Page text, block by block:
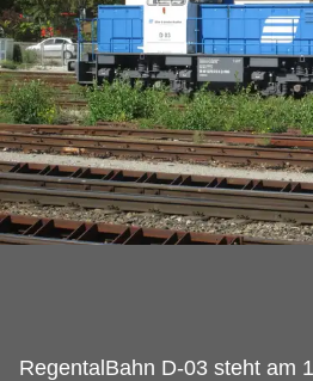
RegentalBahn D-03 steht am